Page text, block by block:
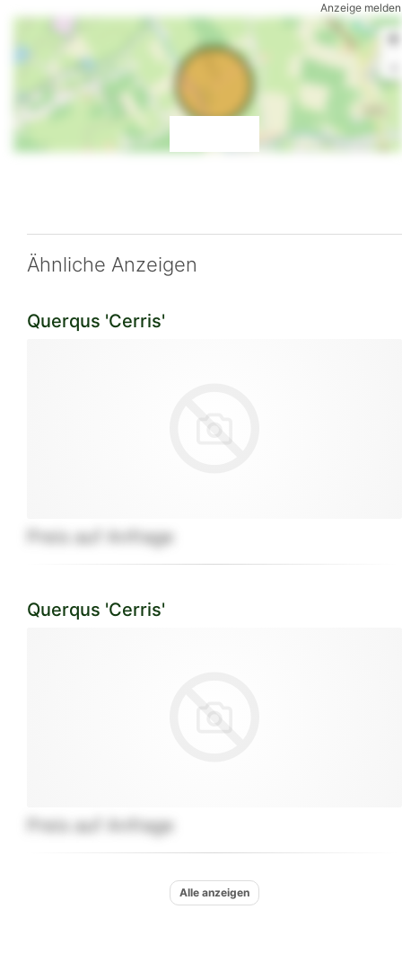
Ähnliche Anzeigen
Querqus 'Cerris'
Preis auf Anfrage
Querqus 'Cerris'
Preis auf Anfrage
Alle anzeigen
Anzeige melden